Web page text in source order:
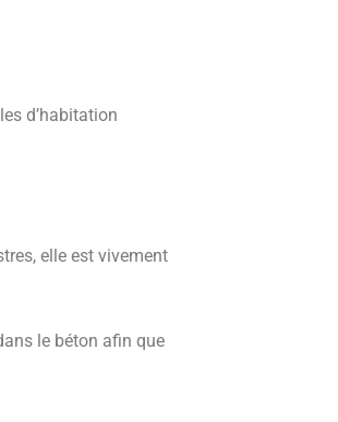
d’habitation
elle est vivement
le béton afin que